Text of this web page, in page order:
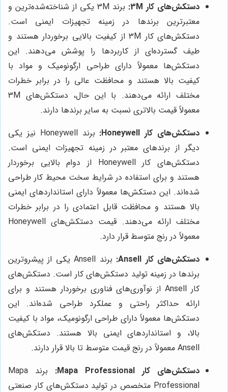
دستکش‌های کار 3M:
برند 3M یکی از شناخته‌شده‌ترین و
معتبرترین برندها در زمینه تجهیزات ایمنی است.
دستکش‌های کار 3M از کیفیت بالایی برخوردار هستند و
طیف گسترده‌ای از کاربردها را پوشش می‌دهند. این
دستکش‌ها معمولاً دارای طراحی ارگونومیک و مواد با
کیفیت بالا هستند و محافظت عالی را در برابر خطرات
مختلف ارائه می‌دهند. با این حال، دستکش‌های 3M
معمولاً قیمت بالاتری نسبت به سایر برندها دارند.
دستکش‌های کار Honeywell:
برند Honeywell نیز یکی
دیگر از برندهای معتبر در زمینه تجهیزات ایمنی است.
دستکش‌های کار Honeywell از دوام بالایی برخوردار
هستند و برای استفاده در شرایط سخت محیط کار طراحی
شده‌اند. این دستکش‌ها معمولاً دارای استانداردهای ایمنی
بالا هستند و محافظت قابل اعتمادی را در برابر خطرات
مختلف ارائه می‌دهند. قیمت دستکش‌های Honeywell
معمولاً در رنج متوسط قرار دارد.
دستکش‌های کار Ansell:
برند Ansell یکی از پیشروترین
برندها در زمینه تولید دستکش‌های کار است. دستکش‌های
کار Ansell از نوآوری‌های فناوری برخوردار هستند و برای
ارائه حداکثر راحتی و عملکرد طراحی شده‌اند. این
دستکش‌ها معمولاً دارای طراحی ارگونومیک، مواد با کیفیت
بالا، و استانداردهای ایمنی بالا هستند. دستکش‌های
Ansell معمولاً در رنج قیمت متوسط تا بالا قرار دارند.
دستکش‌های کار Mapa Professional:
برند Mapa
Professional متخصص در تولید دستکش‌های کار صنعتی